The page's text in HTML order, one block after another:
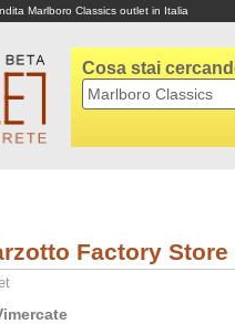
Marlboro Classics outlet in Italia
Cosa stai
Factory Store